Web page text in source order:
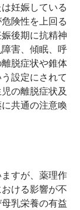
妊娠している
険性を上回る
後期に抗精神
害、傾眠、呼
脱症状や錐体
設定にされて
の離脱症状及
共通の注意喚
すが、薬理作
ける影響が不
乳栄養の有益